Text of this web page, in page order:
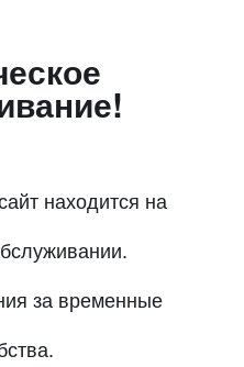
находится на
за временные